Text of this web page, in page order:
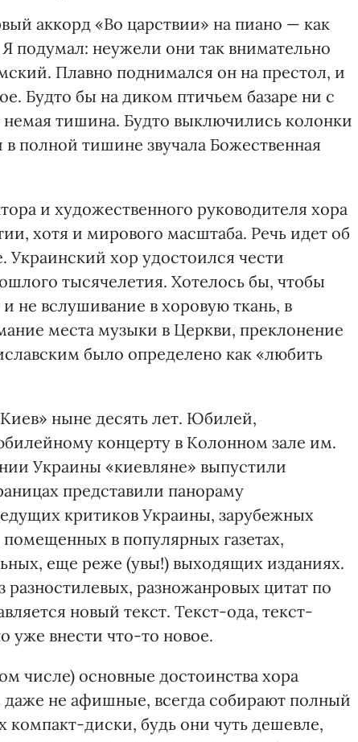
аккорд «Во царствии» на пиано — как
подумал: неужели они так внимательно
Плавно поднимался он на престол, и
Будто бы на диком птичьем базаре ни с
тишина. Будто выключились колонки
полной тишине звучала Божественная
и художественного руководителя хора
хотя и мирового масштаба. Речь идет об
хор удостоился чести
тысячелетия. Хотелось бы, чтобы
не вслушивание в хоровую ткань, в
места музыки в Церкви, преклонение
было определено как «любить
ныне десять лет. Юбилей,
концерту в Колонном зале им.
Украины «киевляне» выпустили
представили панораму
критиков Украины, зарубежных
в популярных газетах,
еще реже (увы!) выходящих изданиях.
разножанровых цитат по
новый текст. Текст-ода, текст-
уже внести что-то новое.
числе) основные достоинства хора
не афишные, всегда собирают полный
компакт-диски, будь они чуть дешевле,